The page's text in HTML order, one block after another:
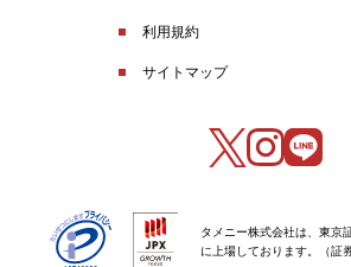
利用規約
サイトマップ
タメニー株式会社は、東京
に上場しております。（証券